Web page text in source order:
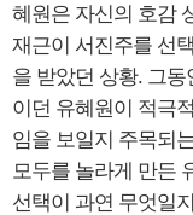
혜원은 자신의 호감
재근이 서진주를 선
을 받았던 상황. 그동
이던 유혜원이 적극
임을 보일지 주목되
모두를 놀라게 만든
선택이 과연 무엇일